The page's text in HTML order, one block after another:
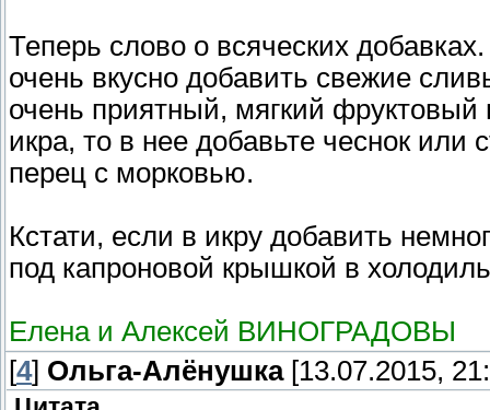
Теперь слово о всяческих
очень вкусно добавить свежие
очень приятный, мягкий
икра, то в нее добавьте чеснок или
перец с морковью.
Кстати, если в икру добавить
под капроновой крышкой в
Елена и Алексей ВИНОГРАДОВЫ
[4] Ольга-Алёнушка[13.07.2015,